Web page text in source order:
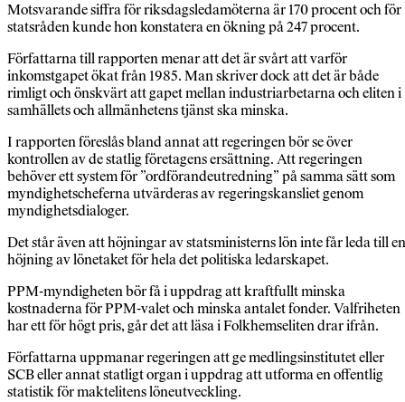
Motsvarande siffra för riksdagsledamöterna är 170 procent och för
statsråden kunde hon konstatera en ökning på 247 procent.
Författarna till rapporten menar att det är svårt att varför
inkomstgapet ökat från 1985. Man skriver dock att det är både
rimligt och önskvärt att gapet mellan industriarbetarna och eliten i
samhällets och allmänhetens tjänst ska minska.
I rapporten föreslås bland annat att regeringen bör se över
kontrollen av de statlig företagens ersättning. Att regeringen
behöver ett system för ”ordförandeutredning” på samma sätt som
myndighetscheferna utvärderas av regeringskansliet genom
myndighetsdialoger.
Det står även att höjningar av statsministerns lön inte får leda till en
höjning av lönetaket för hela det politiska ledarskapet.
PPM-myndigheten bör få i uppdrag att kraftfullt minska
kostnaderna för PPM-valet och minska antalet fonder. Valfriheten
har ett för högt pris, går det att läsa i Folkhemseliten drar ifrån.
Författarna uppmanar regeringen att ge medlingsinstitutet eller
SCB eller annat statligt organ i uppdrag att utforma en offentlig
statistik för maktelitens löneutveckling.